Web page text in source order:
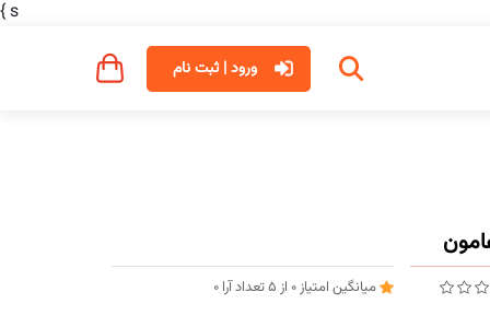
s
}
ورود | ثبت نام
میانگین امتیاز0 از 5تعداد آرا 0